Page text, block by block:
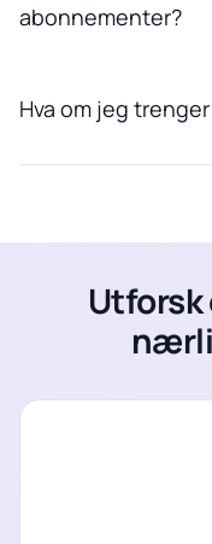
abonnementer?
Hva om jeg
Utforsk